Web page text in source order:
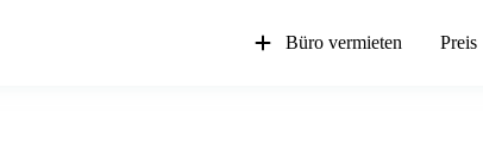
Büro vermieten Preis